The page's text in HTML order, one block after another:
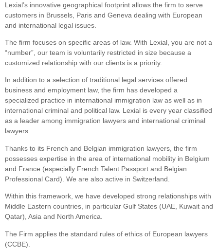
Lexial’s innovative geographical footprint allows the firm to serve
customers in Brussels, Paris and Geneva dealing with European
and international legal issues.
The firm focuses on specific areas of law. With Lexial, you are not a
“number”, our team is voluntarily restricted in size because a
customized relationship with our clients is a priority.
In addition to a selection of traditional legal services offered
business and employment law, the firm has developed a
specialized practice in international immigration law as well as in
international criminal and political law. Lexial is every year classified
as a leader among immigration lawyers and international criminal
lawyers.
Thanks to its French and Belgian immigration lawyers, the firm
possesses expertise in the area of international mobility in Belgium
and France (especially French Talent Passport and Belgian
Professional Card). We are also active in Switzerland.
Within this framework, we have developed strong relationships with
Middle Eastern countries, in particular Gulf States (UAE, Kuwait and
Qatar), Asia and North America.
The Firm applies the standard rules of ethics of European lawyers
(CCBE).